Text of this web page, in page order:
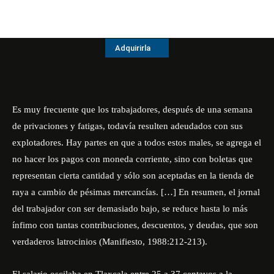
Adquirirla
Es muy frecuente que los trabajadores, después de una semana
de privaciones y fatigas, todavía resulten adeudados con sus
explotadores. Hay partes en que a todos estos males, se agrega el
no hacer los pagos con moneda corriente, sino con boletas que
representan cierta cantidad y sólo son aceptadas en la tienda de
raya a cambio de pésimas mercancías. […] En resumen, el jornal
del trabajador con ser demasiado bajo, se reduce hasta lo más
ínfimo con tantas contribuciones, descuentos, y deudas, que son
verdaderos latrocinios (Manifiesto, 1988:212-213).